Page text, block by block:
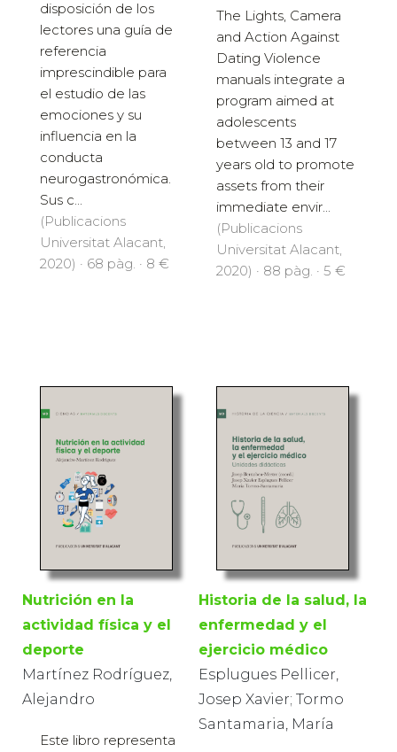
disposición de los
lectores una guía de
referencia
imprescindible para
el estudio de las
emociones y su
influencia en la
conducta
neurogastronómica.
Sus c...
(Publicacions
Universitat Alacant,
2020) · 68 pàg. · 8 €
The Lights, Camera
and Action Against
Dating Violence
manuals integrate a
program aimed at
adolescents
between 13 and 17
years old to promote
assets from their
immediate envir...
(Publicacions
Universitat Alacant,
2020) · 88 pàg. · 5 €
Nutrición en la
actividad física y el
deporte
Martínez Rodríguez,
Alejandro
Este libro representa
Historia de la salud, la
enfermedad y el
ejercicio médico
Esplugues Pellicer,
Josep Xavier; Tormo
Santamaria, María